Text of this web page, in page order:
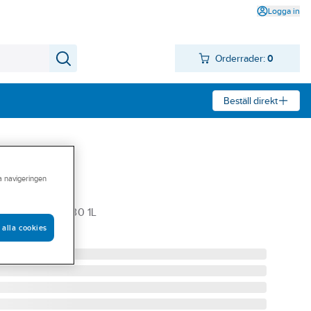
Logga in
Orderrader: 0
Beställ direkt
SAE 30
PRO 4T SAE 30 1L
navigeringen
alla cookies